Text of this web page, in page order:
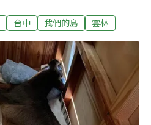
創意為了學習木構建造技術，
學生以木頭建材，進行設計
用，多半是家具、器物，除了
用在建築結構，因此競賽希望
作大型木構設施。經過第一輪
在學校設計、裁切，再到雲科
台中 我們的島 雲林